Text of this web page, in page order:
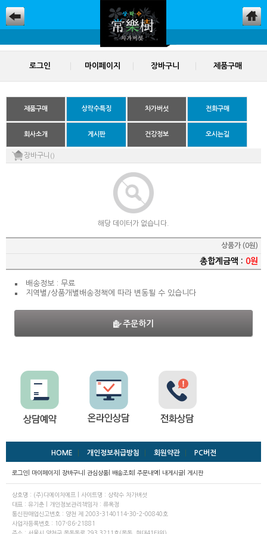
로그인 마이페이지 장바구니 제품구매
제품구매 상락수특징 차가버섯 전화구매
회사소개 게시판 건강정보 오시는길
장바구니 ()
해당 데이터가 없습니다.
상품가 (0원)
총합계금액 : 0원
배송정보 : 무료
지역별/상품개별배송정책에 따라 변동될 수 있습니다
주문하기
HOME 개인정보취급방침 회원약관 PC버전
로그인 마이페이지 장바구니 관심상품 배송조회 주문내역 내게시글 게시판
상호명 : (주)디에이치에프 | 사이트명 : 상락수 차가버섯
대표 : 유기춘 | 개인정보관리책임자 : 류옥정
통신판매업신고번호 : 양천 제 2003-3140114-30-2-00840호
사업자등록번호 : 107-86-21881
주소 : 서울시 양천구 목동동로 293 3211호(목동, 현대41타워)